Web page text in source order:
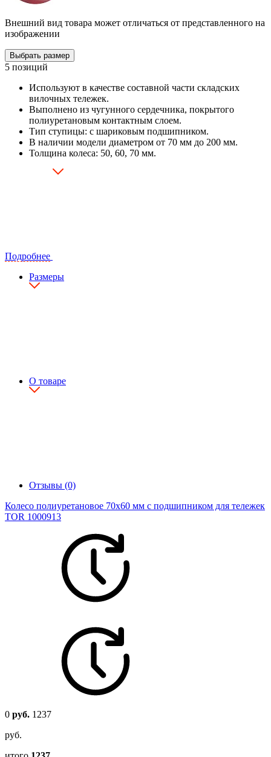
Внешний вид товара может отличаться от представленного на
изображении
Выбрать размер
5 позиций
Используют в качестве составной части складских
вилочных тележек.
Выполнено из чугунного сердечника, покрытого
полиуретановым контактным слоем.
Тип ступицы: с шариковым подшипником.
В наличии модели диаметром от 70 мм до 200 мм.
Толщина колеса: 50, 60, 70 мм.
Подробнее
Размеры
О товаре
Отзывы (0)
Колесо полиуретановое 70х60 мм с подшипником для тележек
TOR 1000913
0 руб. 1237
руб.